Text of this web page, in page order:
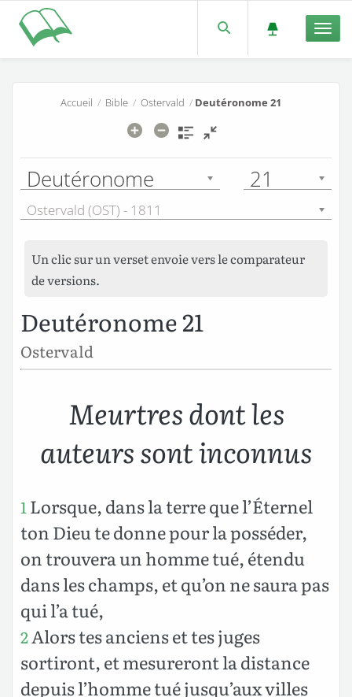
Accueil / Bible/ Ostervald / Deutéronome 21
Deutéronome 21
Ostervald (OST) - 1811
Un clic sur un verset envoie vers le comparateur
de versions.
Deutéronome 21
Ostervald
Meurtres dont les
auteurs sont inconnus
1 Lorsque, dans la terre que l’Éternel
ton Dieu te donne pour la posséder,
on trouvera un homme tué, étendu
dans les champs, et qu’on ne saura pas
qui l’a tué,
2Alors tes anciens et tes juges
sortiront, et mesureront la distance
depuis l’homme tué jusqu’aux villes